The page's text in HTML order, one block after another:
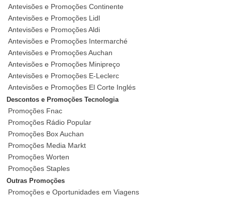
Antevisões e Promoções Continente
Antevisões e Promoções Lidl
Antevisões e Promoções Aldi
Antevisões e Promoções Intermarché
Antevisões e Promoções Auchan
Antevisões e Promoções Minipreço
Antevisões e Promoções E-Leclerc
Antevisões e Promoções El Corte Inglés
Descontos e Promoções Tecnologia
Promoções Fnac
Promoções Rádio Popular
Promoções Box Auchan
Promoções Media Markt
Promoções Worten
Promoções Staples
Outras Promoções
Promoções e Oportunidades em Viagens